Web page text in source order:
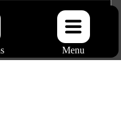
поведения для персонализации
UDP Auto
Menu